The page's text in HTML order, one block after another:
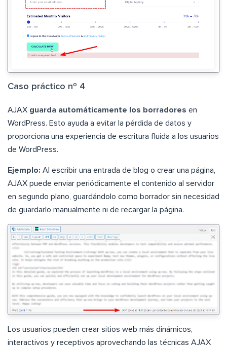
Caso práctico nº 4
AJAX guarda automáticamente los borradores en
WordPress. Esto ayuda a evitar la pérdida de datos y
proporciona una experiencia de escritura fluida a los usuarios
de WordPress.
Ejemplo: Al escribir una entrada de blog o crear una página,
AJAX puede enviar periódicamente el contenido al servidor
en segundo plano, guardándolo como borrador sin necesidad
de guardarlo manualmente ni de recargar la página.
Los usuarios pueden crear sitios web más dinámicos,
interactivos y receptivos aprovechando las técnicas AJAX